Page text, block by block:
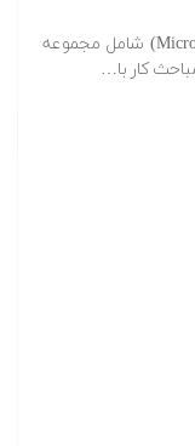
گنجینه آموزش های آفیس (Microsoft Office) شامل مجموعه
کار با…